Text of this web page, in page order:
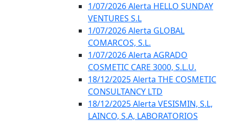
1/07/2026 Alerta HELLO SUNDAY
VENTURES S.L
1/07/2026 Alerta GLOBAL
COMARCOS, S.L.
1/07/2026 Alerta AGRADO
COSMETIC CARE 3000, S.L.U.
18/12/2025 Alerta THE COSMETIC
CONSULTANCY LTD
18/12/2025 Alerta VESISMIN, S.L,
LAINCO, S.A, LABORATORIOS